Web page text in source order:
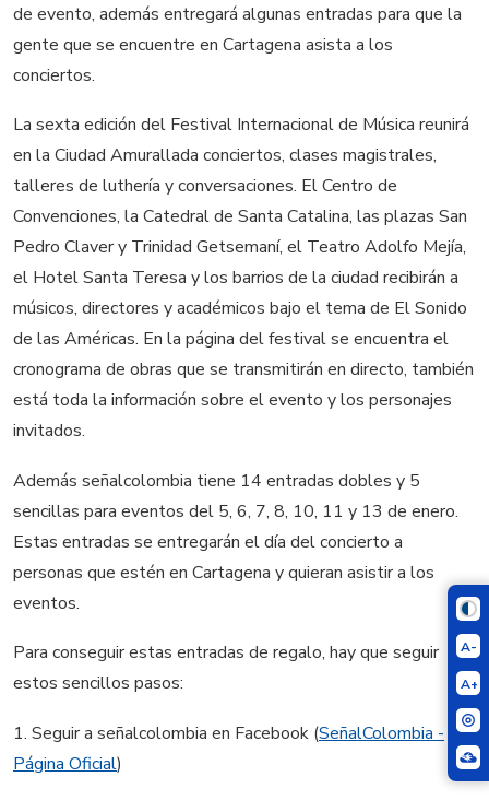
A-
A+
de evento, además entregará algunas entradas para que la
gente que se encuentre en Cartagena asista a los
conciertos.
La sexta edición del Festival Internacional de Música reunirá
en la Ciudad Amurallada conciertos, clases magistrales,
talleres de luthería y conversaciones. El Centro de
Convenciones, la Catedral de Santa Catalina, las plazas San
Pedro Claver y Trinidad Getsemaní, el Teatro Adolfo Mejía,
el Hotel Santa Teresa y los barrios de la ciudad recibirán a
músicos, directores y académicos bajo el tema de El Sonido
de las Américas. En la página del festival se encuentra el
cronograma de obras que se transmitirán en directo, también
está toda la información sobre el evento y los personajes
invitados.
Además señalcolombia tiene 14 entradas dobles y 5
sencillas para eventos del 5, 6, 7, 8, 10, 11 y 13 de enero.
Estas entradas se entregarán el día del concierto a
personas que estén en Cartagena y quieran asistir a los
eventos.
Para conseguir estas entradas de regalo, hay que seguir
estos sencillos pasos:
1. Seguir a señalcolombia en Facebook (SeñalColombia -
Página Oficial)